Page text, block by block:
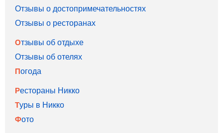
Отзывы о достопримечательностях
Отзывы о ресторанах
Отзывы об отдыхе
Отзывы об отелях
Погода
Рестораны Никко
Туры в Никко
Фото